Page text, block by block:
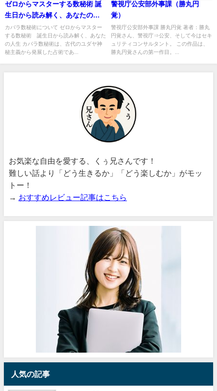
ゼロからマスターする数秘術 誕
生日から読み解く、あなたの人
生
カバラ数秘術について ゼロからマスター
する数秘術 誕生日から読み解く、あなた
の人生 カバラ数秘術は、古代のユダヤ神
秘主義から発展した占術であ...
警視庁公安部外事課（勝丸円
覚）
警視庁公安部外事課 勝丸円覚 著者：勝丸
円覚さん、警視庁⇒公安、そして今はセキ
ュリティコンサルタント。 この作品は、
勝丸円覚さんの第一作目。...
お気楽な自由を愛する、くぅ兄さんです！
難しい話より「どう生きるか」「どう楽しむか」がモッ
トー！
→ おすすめレビュー記事はこちら
人気の記事